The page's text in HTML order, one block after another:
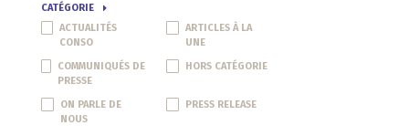
CATÉGORIE
ACTUALITÉS
CONSO
ARTICLES À LA
UNE
COMMUNIQUÉS DE
PRESSE
HORS CATÉGORIE
ON PARLE DE
NOUS
PRESS RELEASE